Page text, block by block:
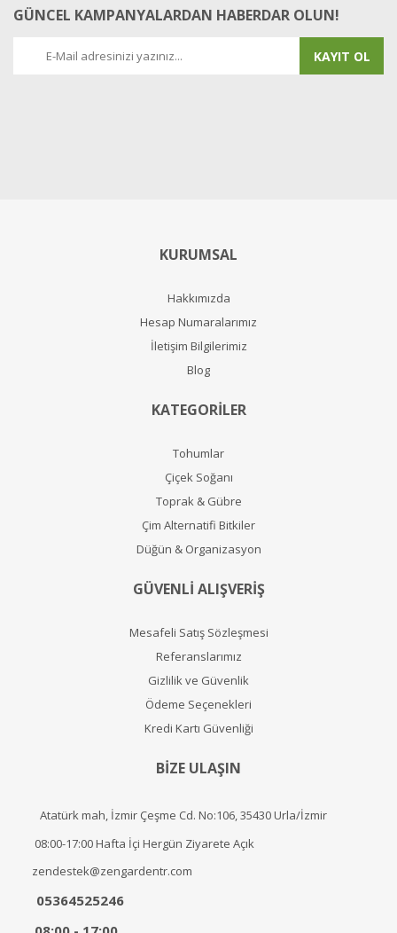
GÜNCEL KAMPANYALARDAN HABERDAR OLUN!
KAYIT OL
KURUMSAL
Hakkımızda
Hesap Numaralarımız
İletişim Bilgilerimiz
Blog
KATEGORİLER
Tohumlar
Çiçek Soğanı
Toprak & Gübre
Çim Alternatifi Bitkiler
Düğün & Organizasyon
GÜVENLİ ALIŞVERİŞ
Mesafeli Satış Sözleşmesi
Referanslarımız
Gizlilik ve Güvenlik
Ödeme Seçenekleri
Kredi Kartı Güvenliği
BİZE ULAŞIN
Atatürk mah, İzmir Çeşme Cd. No:106, 35430 Urla/İzmir
08:00-17:00 Hafta İçi Hergün Ziyarete Açık
zendestek@zengardentr.com
05364525246